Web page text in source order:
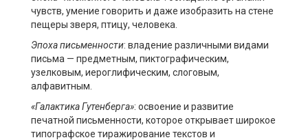
чувств, умение говорить и даже изобразить на стене
пещеры зверя, птицу, человека.
Эпоха письменности: владение различными видами
письма — предметным, пиктографическим,
узелковым, иероглифическим, слоговым,
алфавитным.
«ГалактикаГутенберга»: освоение и развитие
печатной письменности, которое открывает широкое
типографское тиражирование текстов и